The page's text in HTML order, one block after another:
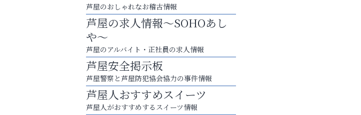
芦屋のおしゃれなお稽古情報
芦屋の求人情報～SOHOあし
や～
芦屋のアルバイト・正社員の求人情報
芦屋安全掲示板
芦屋警察と芦屋防犯協会協力の事件情報
芦屋人おすすめスイーツ
芦屋人がおすすめするスイーツ情報